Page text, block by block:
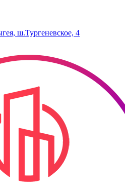
ш.Тургеневское, 4